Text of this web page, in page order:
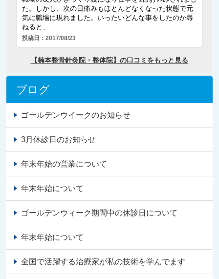
ブログ
ゴールデンウイークのお知らせ
3月休診日のお知らせ
年末年始の営業について
年末年始について
ゴールデンウィーク期間中の休診日について
年末年始について
全国で活躍する治療家が私の技術を学んでます